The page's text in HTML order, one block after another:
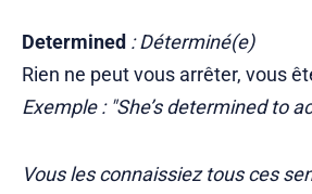
Determined : Déterminé(e)
Rien ne peut vous arrêter, vous
Exemple : "She’s determined to
Vous les connaissiez tous ces